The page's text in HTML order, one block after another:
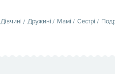
Дівчині Дружині Мамі Сестрі